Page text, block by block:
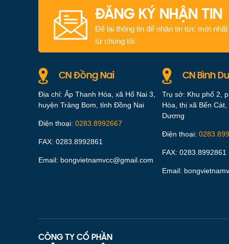
ĐĂNG KÝ NHẬN TIN
Để lại thông tin để nhận tin tức mới nhất
từ chúng tôi
CN Đồng Nai
Địa chỉ: Ấp Thanh Hóa, xã Hố Nai 3,
huyện Trảng Bom, tỉnh Đồng Nai
Điện thoại: 0283.8992667
FAX: 0283.8992861
Email: bongvietnamvcc@gmail.com
CN Bình
Trụ sở: Khu phố 2,
Hòa, thị xã Bến
Dương
Điện thoại:
FAX: 0283.8992861
Email:
CÔNG TY CỔ PHẦN